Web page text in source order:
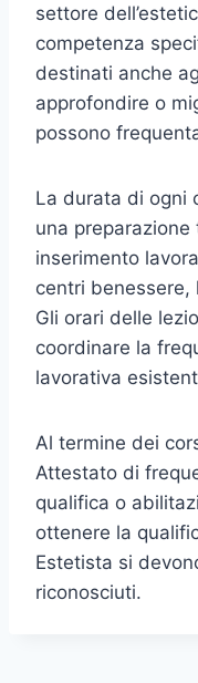
settore
competenza
destinati anche
approfondire o
possono
La durata di ogni
una preparazione
inserimento
centri benessere,
Gli orari delle
coordinare la
lavorativa
Al termine dei
Attestato di
qualifica o
ottenere la
Estetista si
riconosciuti.